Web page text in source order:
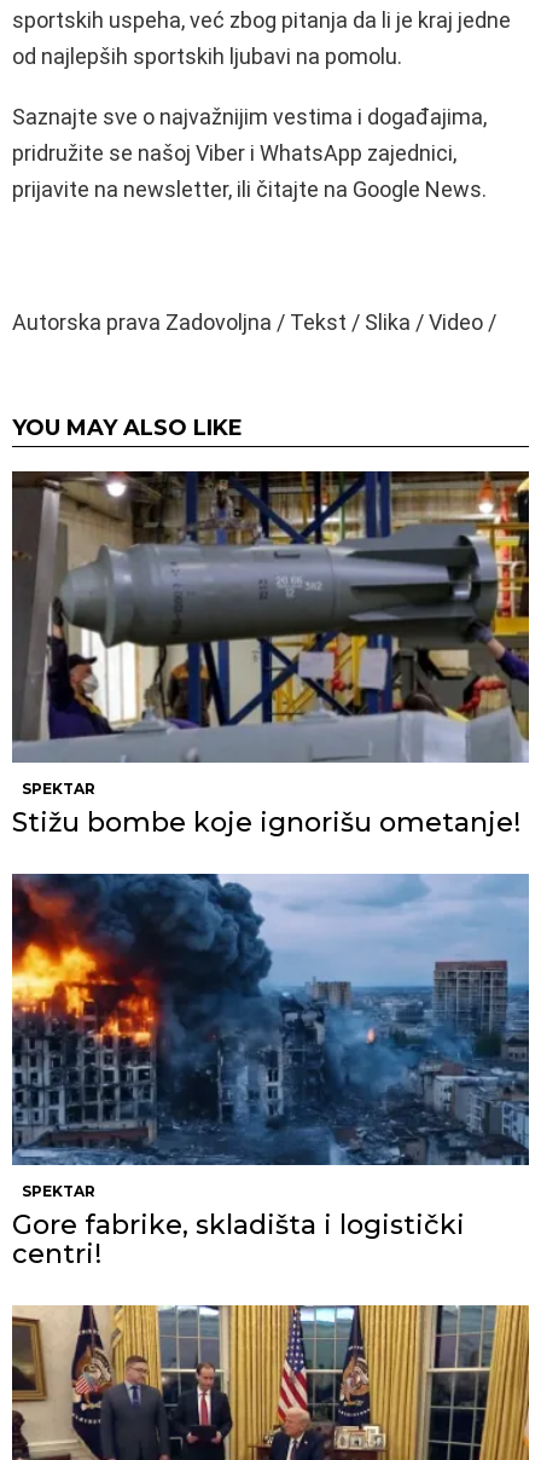
sportskih uspeha, već zbog pitanja da li je kraj jedne
od najlepših sportskih ljubavi na pomolu.
Saznajte sve o najvažnijim vestima i događajima,
pridružite se našoj Viber i WhatsApp zajednici,
prijavite na newsletter, ili čitajte na Google News.
Autorska prava Zadovoljna / Tekst / Slika / Video /
YOU MAY ALSO LIKE
SPEKTAR
Stižu bombe koje ignorišu ometanje!
SPEKTAR
Gore fabrike, skladišta i logistički
centri!